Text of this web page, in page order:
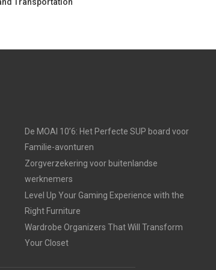
De MOAI 10’6: Het Perfecte SUP board voor
Familie-avonturen
Zorgverzekering voor buitenlandse
werknemers
Level Up Your Gaming Experience with the
Right Furniture
Wardrobe Organizers That Will Transform
Your Closet